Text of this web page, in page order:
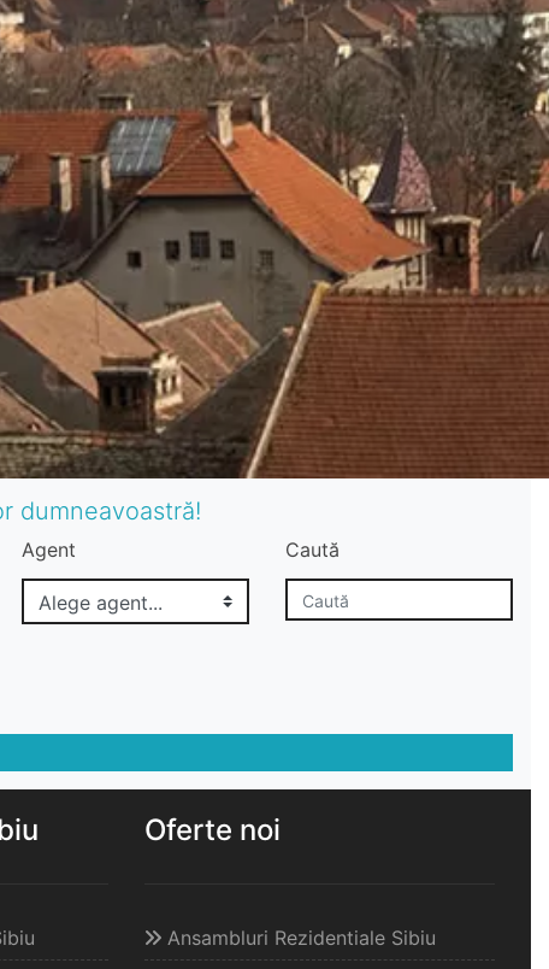
dumneavoastră!
Agent Caută
Oferte noi
Ansambluri Rezidentiale Sibiu